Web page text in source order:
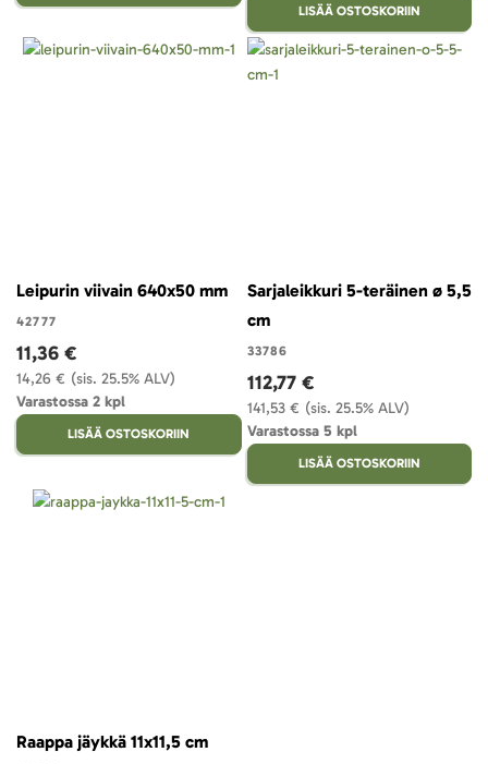
LISÄÄ OSTOSKORIIN
Leipurin viivain 640x50 mm
42777
(sis. 25.5% ALV)
14,26 €
11,36 €
Varastossa 2 kpl
LISÄÄ OSTOSKORIIN
Sarjaleikkuri 5-teräinen ø 5,5
cm
33786
(sis. 25.5% ALV)
141,53 €
112,77 €
Varastossa 5 kpl
LISÄÄ OSTOSKORIIN
Raappa jäykkä 11x11,5 cm